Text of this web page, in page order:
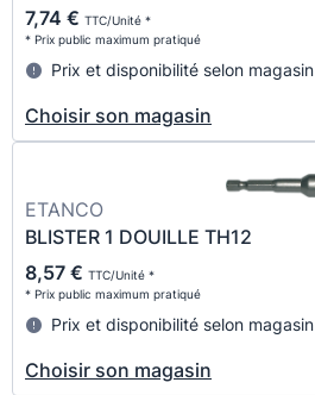
7,74 € TTC/Unité *
* Prix public maximum pratiqué
Prix et disponibilité selon magasin
Choisir son magasin
ETANCO
BLISTER 1 DOUILLE TH12
8,57 € TTC/Unité *
* Prix public maximum pratiqué
Prix et disponibilité selon magasin
Choisir son magasin